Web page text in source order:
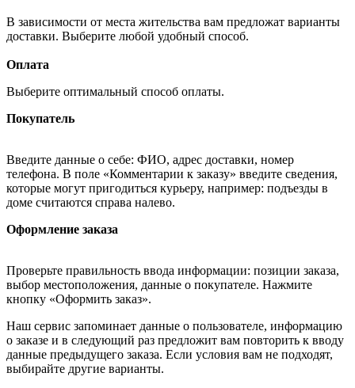
В зависимости от места жительства вам предложат варианты
доставки. Выберите любой удобный способ.
Оплата
Выберите оптимальный способ оплаты.
Покупатель
Введите данные о себе: ФИО, адрес доставки, номер
телефона. В поле «Комментарии к заказу» введите сведения,
которые могут пригодиться курьеру, например: подъезды в
доме считаются справа налево.
Оформление заказа
Проверьте правильность ввода информации: позиции заказа,
выбор местоположения, данные о покупателе. Нажмите
кнопку «Оформить заказ».
Наш сервис запоминает данные о пользователе, информацию
о заказе и в следующий раз предложит вам повторить к вводу
данные предыдущего заказа. Если условия вам не подходят,
выбирайте другие варианты.